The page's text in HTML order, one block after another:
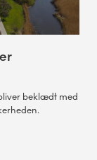
beklædt med